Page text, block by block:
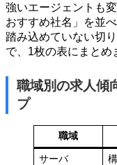
強いエージェントも
おすすめ社名」を並
踏み込めていない切
で、1枚の表にまとめ
職域別の求人傾
プ
職域
サーバ